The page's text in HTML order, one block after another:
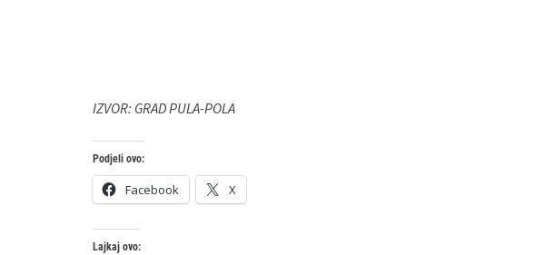
IZVOR: GRAD PULA-POLA
Podjeli ovo:
Facebook X
Lajkaj ovo: